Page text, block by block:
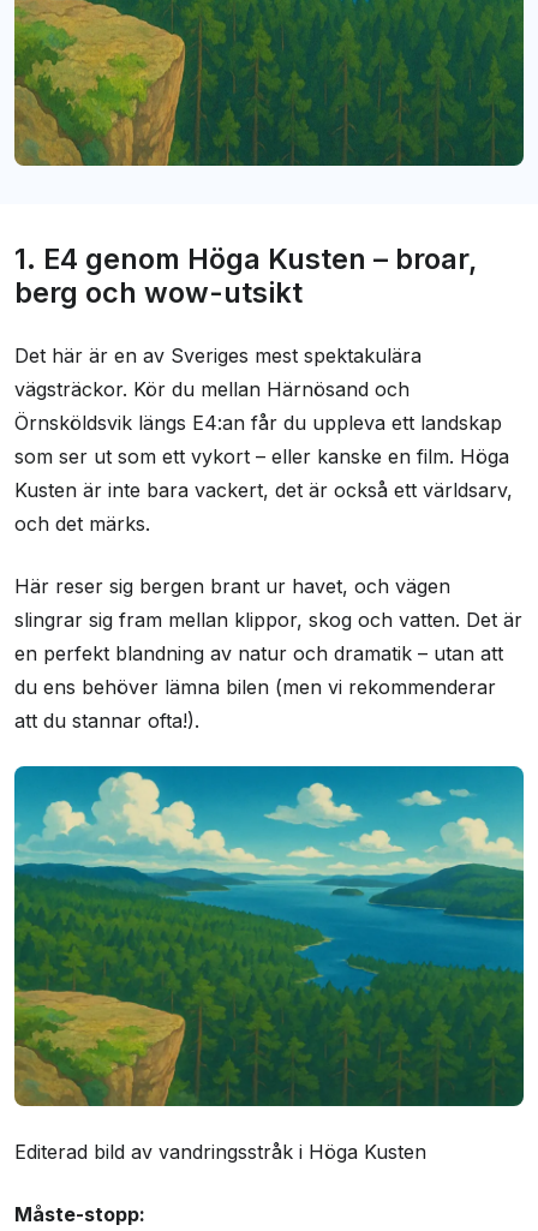
1. E4 genom Höga Kusten – broar,
berg och wow-utsikt
Det här är en av Sveriges mest spektakulära
vägsträckor. Kör du mellan Härnösand och
Örnsköldsvik längs E4:an får du uppleva ett landskap
som ser ut som ett vykort – eller kanske en film. Höga
Kusten är inte bara vackert, det är också ett världsarv,
och det märks.
Här reser sig bergen brant ur havet, och vägen
slingrar sig fram mellan klippor, skog och vatten. Det är
en perfekt blandning av natur och dramatik – utan att
du ens behöver lämna bilen (men vi rekommenderar
att du stannar ofta!).
Editerad bild av vandringsstråk i Höga Kusten
Måste-stopp: